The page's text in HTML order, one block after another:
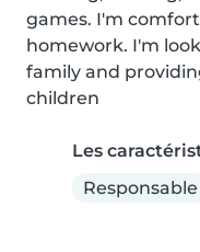
games. I'm
homework. I'm
family and
children
Les
Responsable